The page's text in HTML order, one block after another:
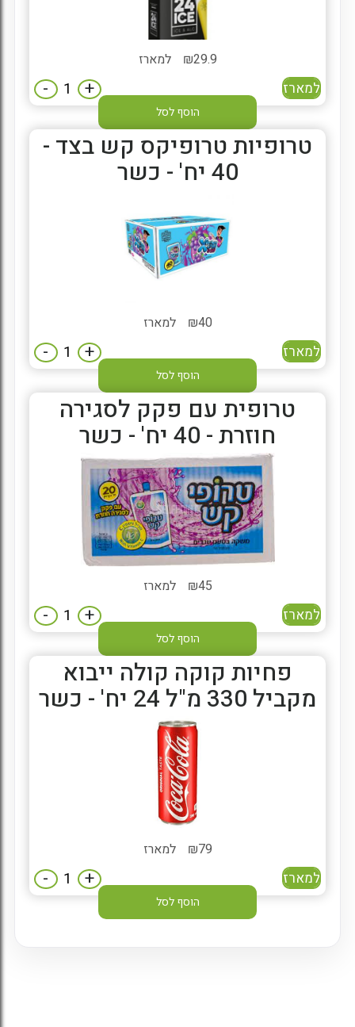
29.9
₪ למארז
למארז +
-
הוסף לסל
טרופיות טרופיקס קש בצד -
40 יח' - כשר
40
₪ למארז
למארז +
-
הוסף לסל
טרופית עם פקק לסגירה
חוזרת - 40 יח' - כשר
45
₪ למארז
למארז +
-
הוסף לסל
פחיות קוקה קולה ייבוא
מקביל 330 מ"ל 24 יח' - כשר
79
₪ למארז
למארז +
-
הוסף לסל